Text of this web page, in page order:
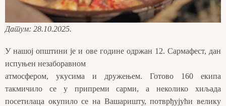
Датум: 28.10.2025.
У нашој општини је и ове године одржан 12. Сармафест, дан
испуњен незаборавном
атмосфером, укусима и дружењем. Готово 160 екипа
такмичило се у припреми сарми, а неколико хиљада
посетилаца окупило се на Вашаришту, потврђујући велику